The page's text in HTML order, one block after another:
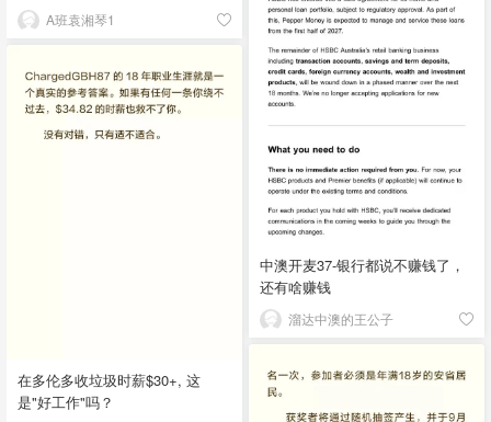
中澳开麦37-银行都说不赚钱了，
还有啥赚钱
溜达中澳的王公子
A班袁湘琴1
在多伦多收垃圾时薪$30+, 这
是"好工作"吗？